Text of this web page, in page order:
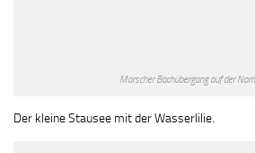
Morscher Bachübergang auf der
Der kleine Stausee mit der Wasserlilie.